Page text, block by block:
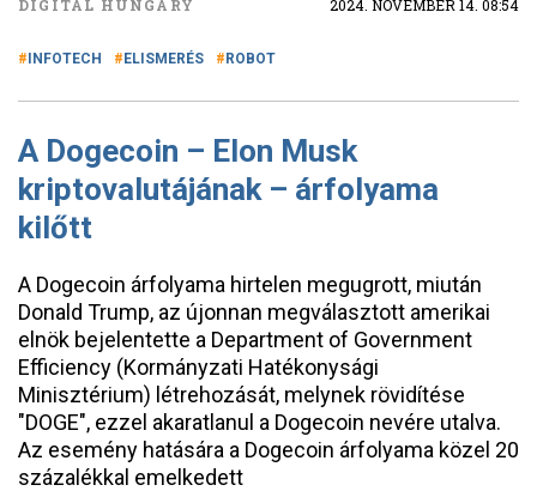
DIGITAL HUNGARY 2024. NOVEMBER 14. 08:54
INFOTECH ELISMERÉS ROBOT
A Dogecoin – Elon Musk
kriptovalutájának – árfolyama
kilőtt
A Dogecoin árfolyama hirtelen megugrott, miután
Donald Trump, az újonnan megválasztott amerikai
elnök bejelentette a Department of Government
Efficiency (Kormányzati Hatékonysági
Minisztérium) létrehozását, melynek rövidítése
"DOGE", ezzel akaratlanul a Dogecoin nevére utalva.
Az esemény hatására a Dogecoin árfolyama közel 20
százalékkal emelkedett